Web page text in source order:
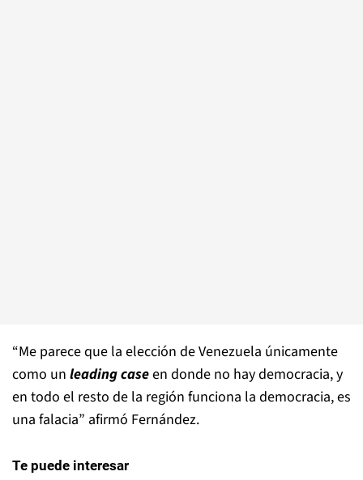
“Me parece que la elección de Venezuela únicamente
como un leading caseen donde no hay democracia, y
en todo el resto de la región funciona la democracia, es
una falacia” afirmó Fernández.
Te puede interesar